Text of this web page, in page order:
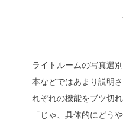
ライトルームの写真選
本などではあまり説明
れぞれの機能をブツ切
「じゃ、具体的にどう